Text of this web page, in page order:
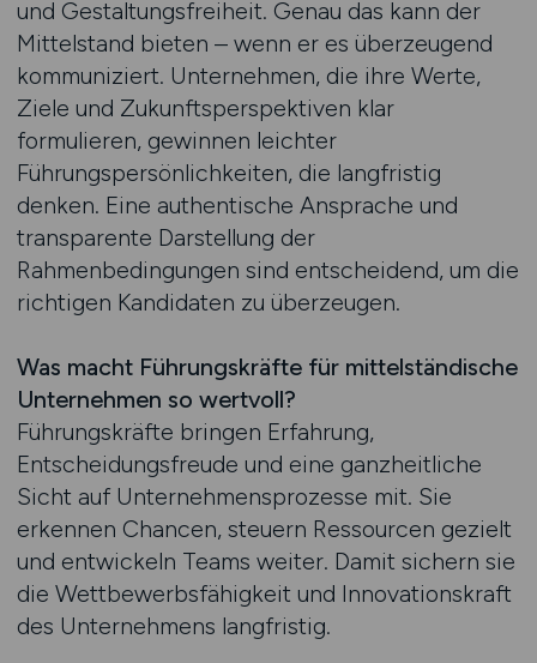
und Gestaltungsfreiheit. Genau das kann der
Mittelstand bieten – wenn er es überzeugend
kommuniziert. Unternehmen, die ihre Werte,
Ziele und Zukunftsperspektiven klar
formulieren, gewinnen leichter
Führungspersönlichkeiten, die langfristig
denken. Eine authentische Ansprache und
transparente Darstellung der
Rahmenbedingungen sind entscheidend, um die
richtigen Kandidaten zu überzeugen.
Was macht Führungskräfte für mittelständische
Unternehmen so wertvoll?
Führungskräfte bringen Erfahrung,
Entscheidungsfreude und eine ganzheitliche
Sicht auf Unternehmensprozesse mit. Sie
erkennen Chancen, steuern Ressourcen gezielt
und entwickeln Teams weiter. Damit sichern sie
die Wettbewerbsfähigkeit und Innovationskraft
des Unternehmens langfristig.